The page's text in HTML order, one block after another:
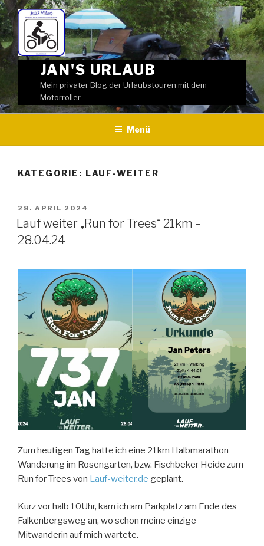
Weiter
zum
Inhalt
JAN'S URLAUB
Mein privater Blog der Urlaubstouren mit dem
Motorroller
Menü
KATEGORIE: LAUF-WEITER
VERÖFFENTLICHT
AM
28. APRIL 2024
Lauf weiter „Run for Trees“ 21km –
28.04.24
Zum heutigen Tag hatte ich eine 21km Halbmarathon
Wanderung im Rosengarten, bzw. Fischbeker Heide zum
Run for Trees von Lauf-weiter.de geplant.
Kurz vor halb 10Uhr, kam ich am Parkplatz am Ende des
Falkenbergsweg an, wo schon meine einzige
Mitwanderin auf mich wartete.